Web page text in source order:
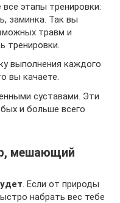
этапы тренировки:
заминка. Так вы
травм и
тренировки.
выполнения каждого
вы качаете.
суставами. Эти
и больше всего
мешающий
. Если от природы
набрать вес тебе